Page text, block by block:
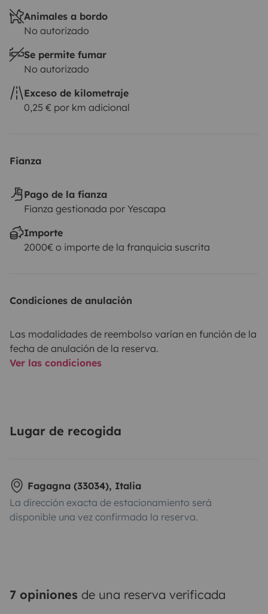
Animales a bordo
No autorizado
Se permite fumar
No autorizado
Exceso de kilometraje
0,25 € por km adicional
Fianza
Pago de la fianza
Fianza gestionada por Yescapa
Importe
2000€ o importe de la franquicia suscrita
Condiciones de anulación
Las modalidades de reembolso varían en función de la
fecha de anulación de la reserva.
Ver las condiciones
Lugar de recogida
Fagagna (33034), Italia
La dirección exacta de estacionamiento será
disponible una vez confirmada la reserva.
7 opiniones de una reserva verificada